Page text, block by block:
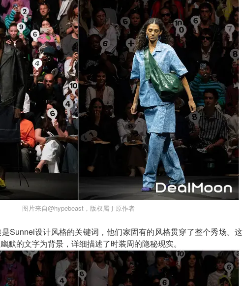
图片来自@hypebeast，版权属于原作者
Sunnei设计风格的关键词，他们家固有的风格贯穿了整个秀场。这
默的文字为背景，详细描述了时装周的隐秘现实。